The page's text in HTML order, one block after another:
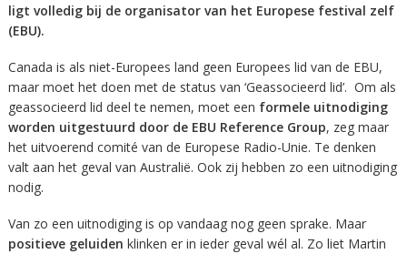
ligt volledig bij de organisator van het Europese festival zelf
(EBU).
Canada is als niet-Europees land geen Europees lid van de EBU,
maar moet het doen met de status van ‘Geassocieerd lid’. Om als
geassocieerd lid deel te nemen, moet een formele uitnodiging
worden uitgestuurd door de EBU Reference Group, zeg maar
het uitvoerend comité van de Europese Radio-Unie. Te denken
valt aan het geval van Australië. Ook zij hebben zo een uitnodiging
nodig.
Van zo een uitnodiging is op vandaag nog geen sprake. Maar
positieve geluiden klinken er in ieder geval wél al. Zo liet Martin